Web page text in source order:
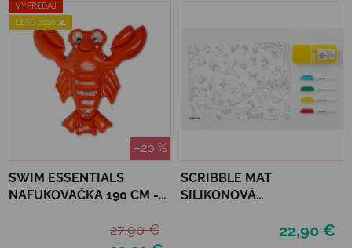
VÝPREDAJ
LETO 2026 🌊
–20 %
SWIM ESSENTIALS
NAFUKOVAČKA 190 CM -
27,90 €
SCRIBBLE MAT
SILIKONOVÁ
22,90 €